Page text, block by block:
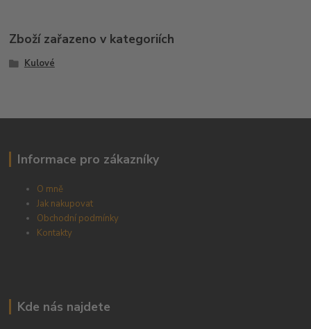
Zboží zařazeno v kategoriích
Kulové
Informace pro zákazníky
O mně
Jak nakupovat
Obchodní podmínky
Kontakty
Kde nás najdete